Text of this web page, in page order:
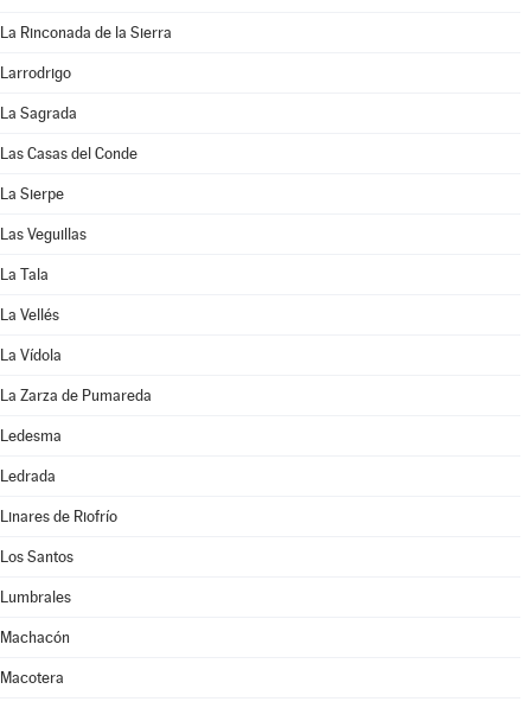
La Rinconada de la Sierra
Larrodrigo
La Sagrada
Las Casas del Conde
La Sierpe
Las Veguillas
La Tala
La Vellés
La Vídola
La Zarza de Pumareda
Ledesma
Ledrada
Linares de Riofrío
Los Santos
Lumbrales
Machacón
Macotera